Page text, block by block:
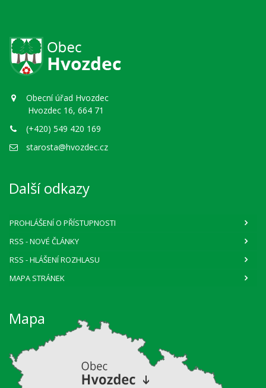
Obecní úřad Hvozdec
Hvozdec 16, 664 71
(+420) 549 420 169
starosta@hvozdec.cz
Další odkazy
PROHLÁŠENÍ O PŘÍSTUPNOSTI
RSS - NOVÉ ČLÁNKY
RSS - HLÁŠENÍ ROZHLASU
MAPA STRÁNEK
Mapa